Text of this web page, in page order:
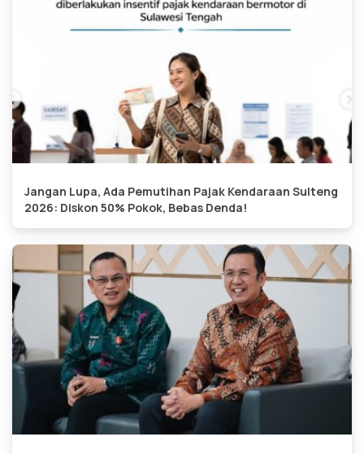
Jangan Lupa, Ada Pemutihan Pajak Kendaraan Sulteng
2026: Diskon 50% Pokok, Bebas Denda!